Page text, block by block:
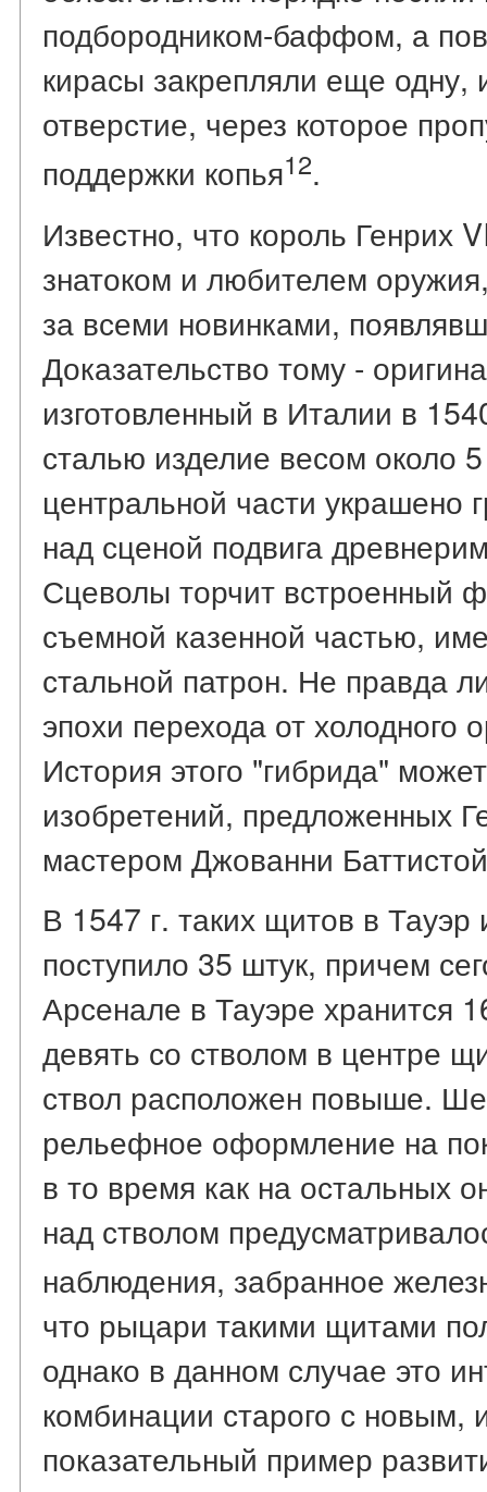
подбородником-баффом, а
кирасы закрепляли еще
отверстие, через которое
поддержки копья12.
Известно, что король Генрих
знатоком и любителем
за всеми новинками,
Доказательство тому -
изготовленный в Италии в
сталью изделие весом около
центральной части украшено
над сценой подвига
Сцеволы торчит встроенный
съемной казенной частью,
стальной патрон. Не правда
эпохи перехода от холодного
История этого "гибрида"
изобретений, предложенных
мастером Джованни
В 1547 г. таких щитов в Тауэр
поступило 35 штук, причем
Арсенале в Тауэре хранится
девять со стволом в центре
ствол расположен повыше.
рельефное оформление на
в то время как на остальных
над стволом
наблюдения, забранное
что рыцари такими щитами
однако в данном случае это
комбинации старого с новым,
показательный пример